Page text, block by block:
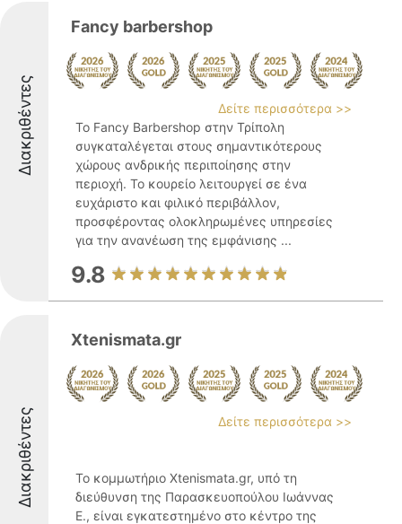
Διακριθέντες
Fancy barbershop
Δείτε περισσότερα >>
Το Fancy Barbershop στην Τρίπολη
συγκαταλέγεται στους σημαντικότερους
χώρους ανδρικής περιποίησης στην
περιοχή. Το κουρείο λειτουργεί σε ένα
ευχάριστο και φιλικό περιβάλλον,
προσφέροντας ολοκληρωμένες υπηρεσίες
για την ανανέωση της εμφάνισης ...
9.8
Διακριθέντες
Xtenismata.gr
Δείτε περισσότερα >>
Το κομμωτήριο Xtenismata.gr, υπό τη
διεύθυνση της Παρασκευοπούλου Ιωάννας
Ε., είναι εγκατεστημένο στο κέντρο της